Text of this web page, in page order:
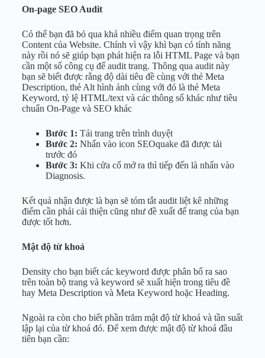
On-page SEO Audit
Có thể bạn đã bỏ qua khá nhiều điểm quan trọng trên
Content của Website. Chính vì vậy khì bạn có tính năng
này rồi nó sẽ giúp bạn phát hiện ra lỗi HTML Page và bạn
cần một số công cụ để audit trang. Thông qua audit này
bạn sẽ biết được rằng độ dài tiêu đề cùng với thẻ Meta
Description, thẻ Alt hình ảnh cùng với đó là thẻ Meta
Keyword, tỷ lệ HTML/text và các thông số khác như tiêu
chuẩn On-Page và SEO khác
Bước 1: Tải trang trên trình duyệt
Bước 2: Nhấn vào icon SEOquake đã được tải
trước đó
Bước 3: Khi cửa cố mở ra thì tiếp đến là nhấn vào
Diagnosis.
Kết quả nhận được là bạn sẽ tóm tắt audit liệt kê những
điểm cần phải cải thiện cũng như đề xuất để trang của bạn
được tốt hơn.
Mật độ từ khoá
Density cho bạn biết các keyword được phân bổ ra sao
trên toàn bộ trang và keyword sẽ xuất hiện trong tiêu đề
hay Meta Description và Meta Keyword hoặc Heading.
Ngoài ra còn cho biết phần trăm mật độ từ khoá và tần suất
lập lại của từ khoá đó. Để xem được mật độ từ khoá đầu
tiên bạn cần: